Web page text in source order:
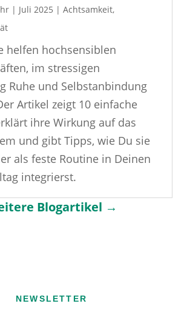
| Juli 2025 | Achtsamkeit,
helfen hochsensiblen
im stressigen
Ruhe und Selbstanbindung
Artikel zeigt 10 einfache
ihre Wirkung auf das
und gibt Tipps, wie Du sie
als feste Routine in Deinen
integrierst.
Blogartikel →
NEWSLETTER